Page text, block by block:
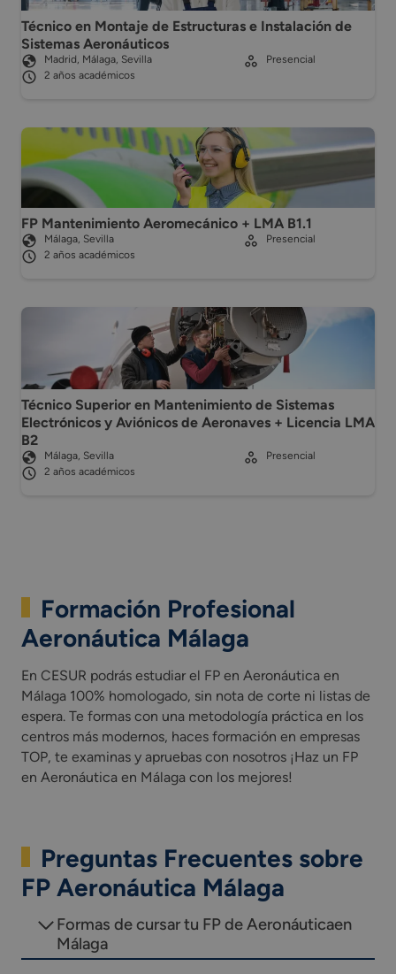
Técnico en Montaje de Estructuras e Instalación de
Sistemas Aeronáuticos
Madrid, Málaga, Sevilla
2 años académicos
Presencial
FP Mantenimiento Aeromecánico + LMA B1.1
Málaga, Sevilla
2 años académicos
Presencial
Técnico Superior en Mantenimiento de Sistemas
Electrónicos y Aviónicos de Aeronaves + Licencia LMA
B2
Málaga, Sevilla
2 años académicos
Presencial
Formación Profesional
Aeronáutica Málaga
En CESUR podrás estudiar el FP en Aeronáutica en
Málaga 100% homologado, sin nota de corte ni listas de
espera. Te formas con una metodología práctica en los
centros más modernos, haces formación en empresas
TOP, te examinas y apruebas con nosotros ¡Haz un FP
en Aeronáutica en Málaga con los mejores!
Preguntas Frecuentes sobre
FP Aeronáutica Málaga
Formas de cursar tu FP de Aeronáuticaen
Málaga